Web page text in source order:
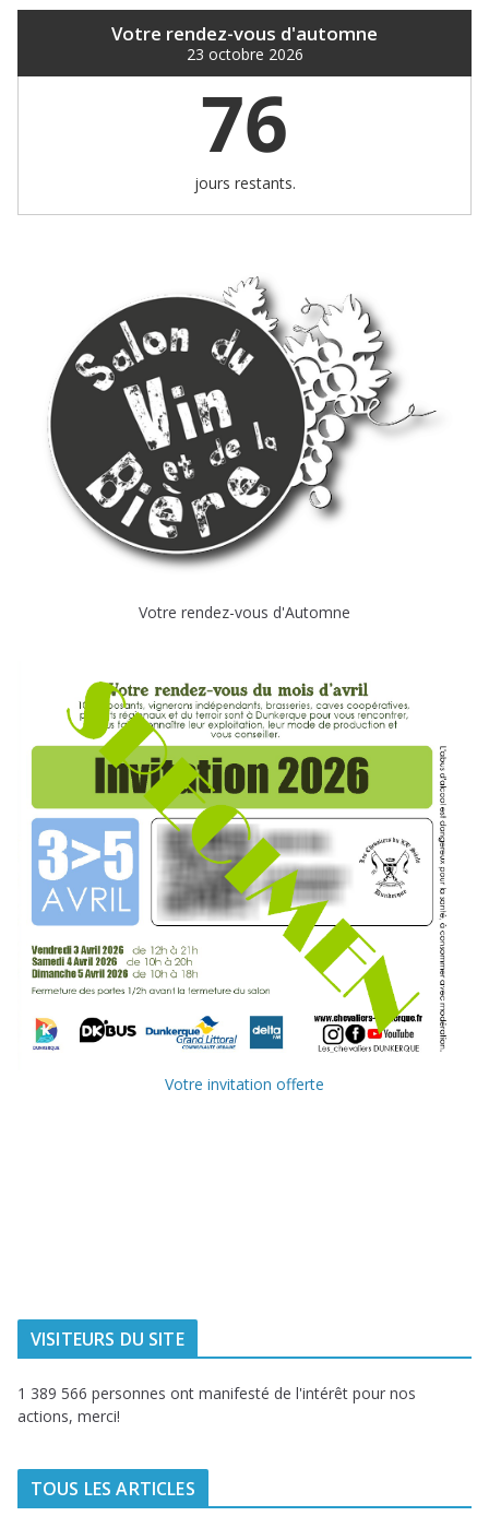
Votre rendez-vous d'automne
23 octobre 2026
76
jours restants.
Votre rendez-vous d'Automne
Votre invitation offerte
VISITEURS DU SITE
1 389 566 personnes ont manifesté de l'intérêt pour nos
actions, merci!
TOUS LES ARTICLES